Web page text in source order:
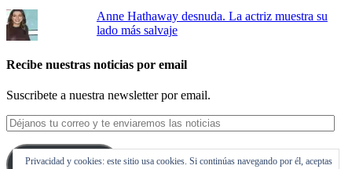
Anne Hathaway desnuda. La actriz muestra su
lado más salvaje
Recibe nuestras noticias por email
Suscribete a nuestra newsletter por email.
Déjanos
tu
correo
y
Suscribirse
Privacidad y cookies: este sitio usa cookies. Si continúas navegando por él, aceptas